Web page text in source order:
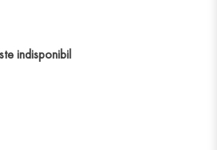
indisponibil